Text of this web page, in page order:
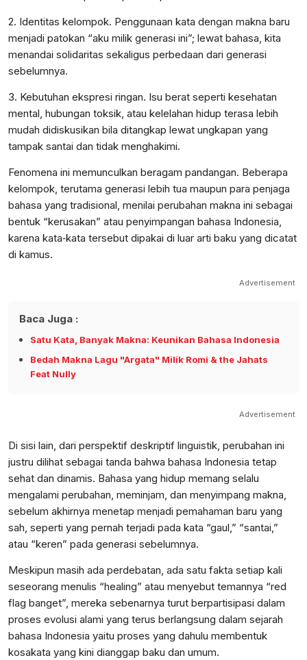
2. Identitas kelompok. Penggunaan kata dengan makna baru
menjadi patokan “aku milik generasi ini”; lewat bahasa, kita
menandai solidaritas sekaligus perbedaan dari generasi
sebelumnya.
3. Kebutuhan ekspresi ringan. Isu berat seperti kesehatan
mental, hubungan toksik, atau kelelahan hidup terasa lebih
mudah didiskusikan bila ditangkap lewat ungkapan yang
tampak santai dan tidak menghakimi.
Fenomena ini memunculkan beragam pandangan. Beberapa
kelompok, terutama generasi lebih tua maupun para penjaga
bahasa yang tradisional, menilai perubahan makna ini sebagai
bentuk “kerusakan” atau penyimpangan bahasa Indonesia,
karena kata‑kata tersebut dipakai di luar arti baku yang dicatat
di kamus.
Advertisement
Baca Juga :
Satu Kata, Banyak Makna: Keunikan Bahasa Indonesia
Bedah Makna Lagu "Argata" Milik Romi & the Jahats
Feat Nully
Advertisement
Di sisi lain, dari perspektif deskriptif linguistik, perubahan ini
justru dilihat sebagai tanda bahwa bahasa Indonesia tetap
sehat dan dinamis. Bahasa yang hidup memang selalu
mengalami perubahan, meminjam, dan menyimpang makna,
sebelum akhirnya menetap menjadi pemahaman baru yang
sah, seperti yang pernah terjadi pada kata “gaul,” “santai,”
atau “keren” pada generasi sebelumnya.
Meskipun masih ada perdebatan, ada satu fakta setiap kali
seseorang menulis “healing” atau menyebut temannya “red
flag banget”, mereka sebenarnya turut berpartisipasi dalam
proses evolusi alami yang terus berlangsung dalam sejarah
bahasa Indonesia yaitu proses yang dahulu membentuk
kosakata yang kini dianggap baku dan umum.